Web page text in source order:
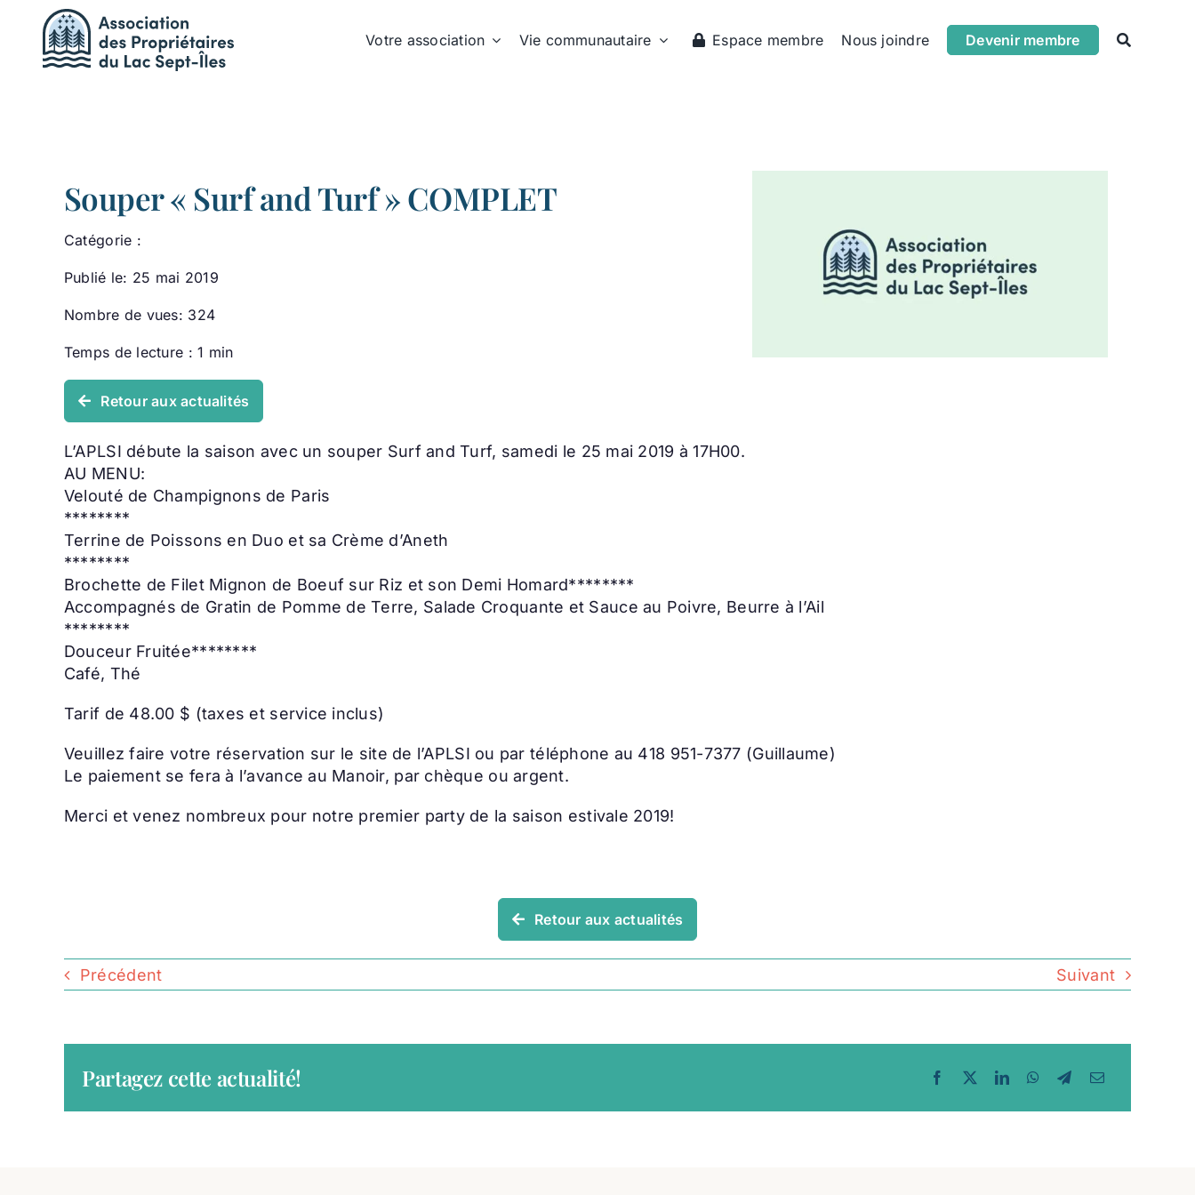
Passer
contenu
Votre association Vie communautaire Espace membre Nous joindre Devenir membre
Souper « Surf and Turf » COMPLET
Catégorie :
Publié le: 25 mai 2019
Nombre de vues: 324
Temps de lecture : 1 min
Retour aux actualités
L’APLSI débute la saison avec un souper Surf and Turf, samedi le 25 mai 2019 à 17H00.
AU MENU:
Velouté de Champignons de Paris
********
Terrine de Poissons en Duo et sa Crème d’Aneth
********
Brochette de Filet Mignon de Boeuf sur Riz et son Demi Homard********
Accompagnés de Gratin de Pomme de Terre, Salade Croquante et Sauce au Poivre, Beurre à l’Ail
********
Douceur Fruitée********
Café, Thé
Tarif de 48.00 $ (taxes et service inclus)
Veuillez faire votre réservation sur le site de l’APLSI ou par téléphone au 418 951-7377 (Guillaume)
Le paiement se fera à l’avance au Manoir, par chèque ou argent.
Merci et venez nombreux pour notre premier party de la saison estivale 2019!
Retour aux actualités
Précédent Suivant
Partagez cette actualité!